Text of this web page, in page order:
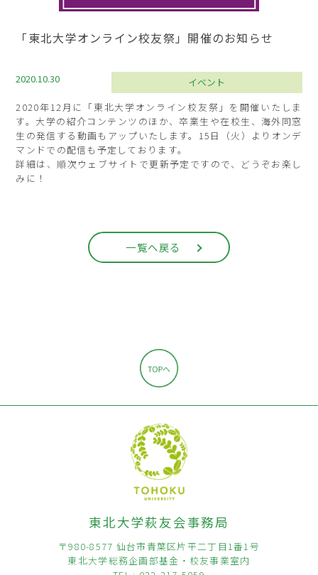
「東北大学オンライン校友祭」開催のお知らせ
2020.10.30
イベント
2020年12月に「東北大学オンライン校友祭」を開催いたしま
す。大学の紹介コンテンツのほか、卒業生や在校生、海外同窓
生の発信する動画もアップいたします。15日（火）よりオンデ
マンドでの配信も予定しております。
詳細は、順次ウェブサイトで更新予定ですので、どうぞお楽し
みに！
一覧へ戻る
東北大学萩友会事務局
〒980-8577 仙台市青葉区片平二丁目1番1号
東北大学総務企画部基金・校友事業室内